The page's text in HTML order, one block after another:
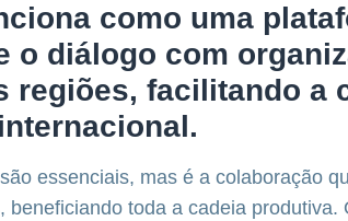
como uma
o diálogo com
regiões, facilitando a
essenciais, mas é a colaboração
beneficiando toda a cadeia produtiva.